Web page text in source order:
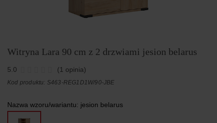
Witryna Lara 90 cm z 2 drzwiami jesion belarus
5.0 (1 opinia)
Kod produktu: S463-REG1D1W/90-JBE
Nazwa wzoru/wariantu: jesion belarus